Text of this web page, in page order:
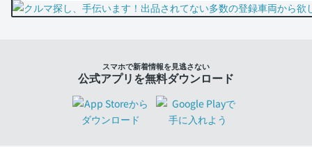
スマホで新着情報を見逃さない
公式アプリを無料ダウンロード